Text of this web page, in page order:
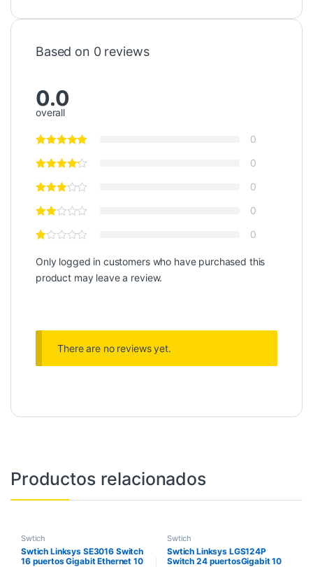
Based on 0 reviews
0.0
overall
0
0
0
0
0
Only logged in customers who have purchased this
product may leave a review.
There are no reviews yet.
Productos relacionados
Swtich
Swtich Linksys SE3016 Switch
16 puertos Gigabit Ethernet 10
Swtich
Swtich Linksys LGS124P
Switch 24 puertosGigabit 10